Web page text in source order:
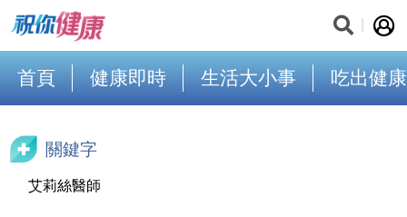
首頁 健康即時 生活大小事 吃出健康
關鍵字
艾莉絲醫師